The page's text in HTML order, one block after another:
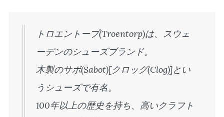
トロエントープ(Troentorp)は、スウェ
ーデンのシューズブランド。
木製のサボ(Sabot)[クロッグ(Clog)]とい
うシューズで有名。
100年以上の歴史を持ち、高いクラフト